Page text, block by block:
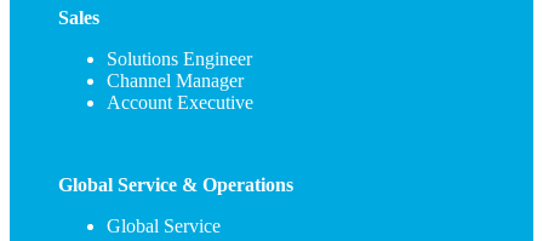
Sales
Solutions Engineer
Channel Manager
Account Executive
Global Service & Operations
Global Service